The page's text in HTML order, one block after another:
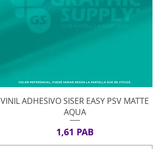
Vista rápida
VINIL ADHESIVO SISER EASY PSV MATTE
AQUA
Precio
1,61 PAB